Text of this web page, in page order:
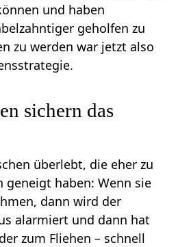
und haben
geholfen zu
zu werden war jetzt also
sichern das
überlebt, die eher zu
geneigt haben: Wenn sie
dann wird der
alarmiert und dann hat
zum Fliehen – schnell